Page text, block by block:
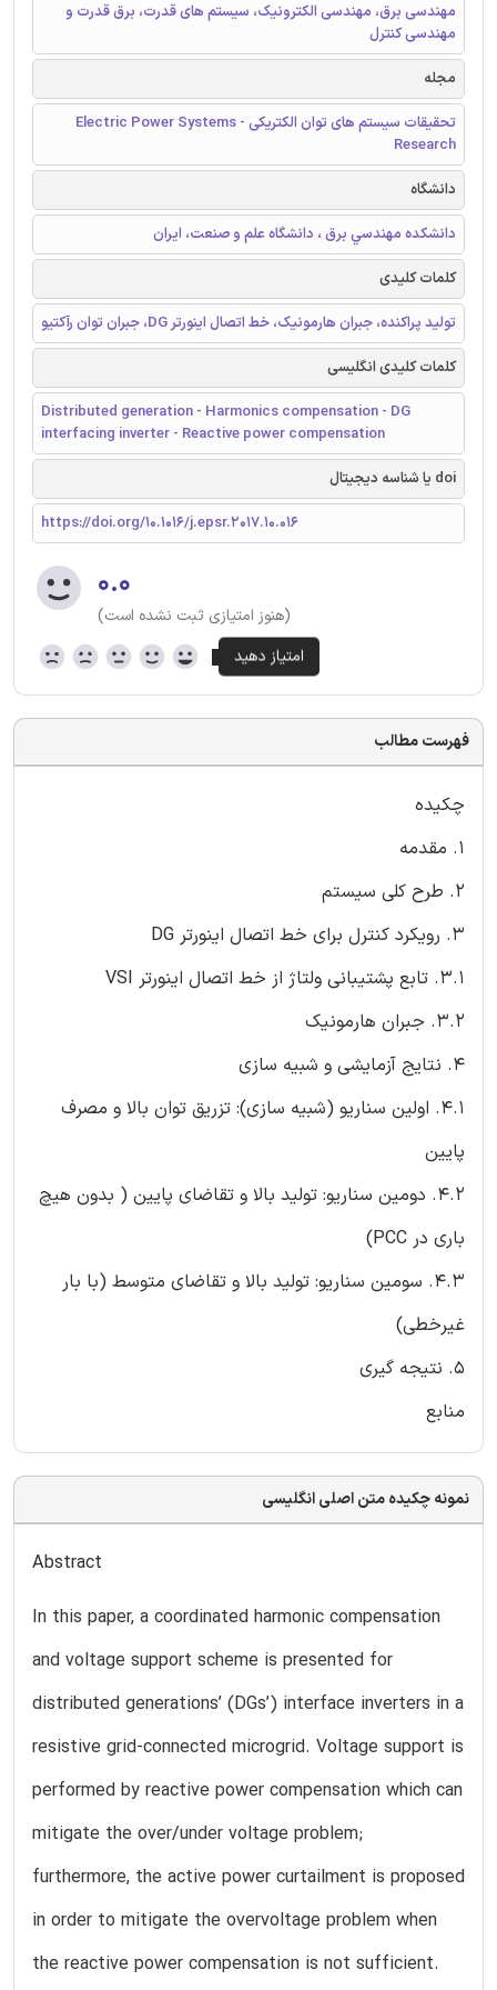
مهندسی برق، مهندسی الکترونیک، سیستم های قدرت، برق قدرت و
مهندسی کنترل
مجله
تحقیقات سیستم های توان الکتریکی - Electric Power Systems
Research
دانشگاه
دانشكده مهندسي برق ، دانشگاه علم و صنعت، ايران
کلمات کلیدی
تولید پراکنده، جبران هارمونیک، خط اتصال اینورتر DG، جبران توان رآکتیو
کلمات کلیدی انگلیسی
Distributed generation - Harmonics compensation - DG
interfacing inverter - Reactive power compensation
doi یا شناسه دیجیتال
https://doi.org/10.1016/j.epsr.2017.10.016
۰.۰
(هنوز امتیازی ثبت نشده است)
فهرست مطالب
چکیده
1. مقدمه
2. طرح کلی سیستم
3. رویکرد کنترل برای خط اتصال اینورتر DG
3.1. تابع پشتیبانی ولتاژ از خط اتصال اینورتر VSI
3.2. جبران هارمونیک
4. نتایج آزمایشی و شبیه سازی
4.1. اولین سناریو (شبیه سازی): تزریق توان بالا و مصرف
پایین
4.2. دومین سناریو: تولید بالا و تقاضای پایین ( بدون هیچ
باری در PCC)
4.3. سومین سناریو: تولید بالا و تقاضای متوسط (با بار
غیرخطی)
5. نتیجه گیری
منابع
نمونه چکیده متن اصلی انگلیسی
Abstract
In this paper, a coordinated harmonic compensation
and voltage support scheme is presented for
distributed generations’ (DGs’) interface inverters in a
resistive grid-connected microgrid. Voltage support is
performed by reactive power compensation which can
mitigate the over/under voltage problem;
furthermore, the active power curtailment is proposed
in order to mitigate the overvoltage problem when
the reactive power compensation is not sufficient.